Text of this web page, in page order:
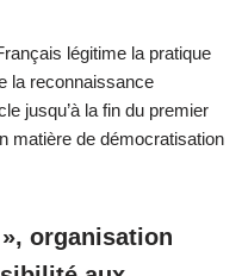
légitime la pratique
la reconnaissance
jusqu’à la fin du premier
matière de démocratisation
organisation